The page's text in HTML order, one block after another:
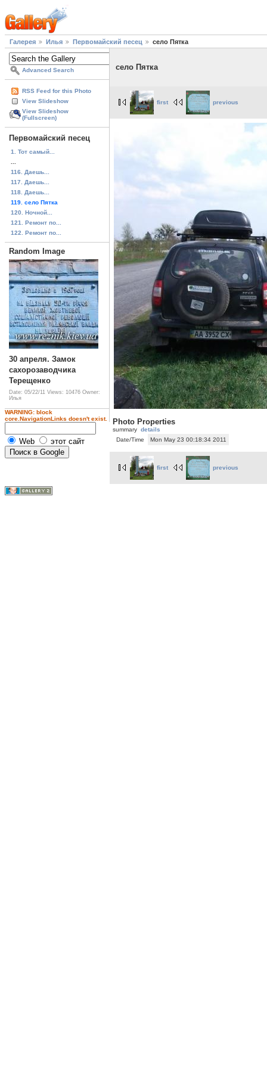
Галерея Илья Первомайский песец село Пятка
Advanced Search
RSS Feed for this Photo
View Slideshow
View Slideshow
(Fullscreen)
Первомайский песец
1. Тот самый...
116. Даешь...
117. Даешь...
118. Даешь...
119. село Пятка
120. Ночной...
121. Ремонт по...
122. Ремонт по...
Random Image
30 апреля. Замок
сахорозаводчика
Терещенко
Date: 05/22/11 Views: 10476 Owner:
Илья
WARNING: block
core.NavigationLinks doesn't exist.
Web этот сайт
село Пятка
first previous
Photo Properties
summary details
Date/Time
Mon May 23 00:18:34 2011
first previous